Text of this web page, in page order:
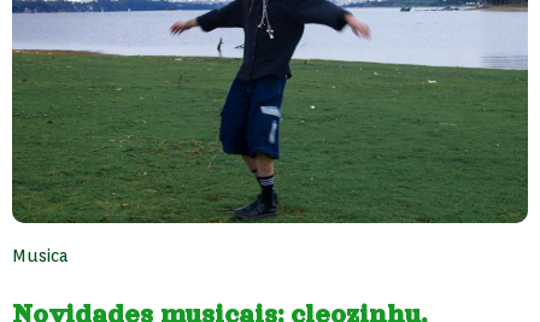
Musica
Novidades musicais: cleozinhu,